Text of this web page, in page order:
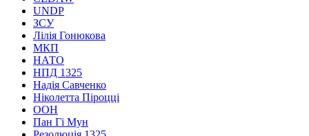
UNDP
ЗСУ
Лілія Гонюкова
МКП
НАТО
НПД 1325
Надія Савченко
Ніколетта Піроцці
ООН
Пан Гі Мун